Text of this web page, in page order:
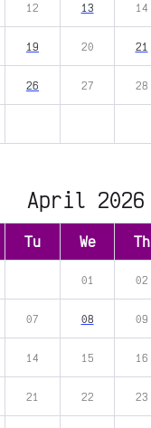
12 13 14
19 20 21
26 27 28
April 2026
Tu We Th
01 02
07 08 09
14 15 16
21 22 23